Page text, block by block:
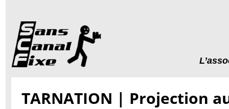
TARNATION | Projection